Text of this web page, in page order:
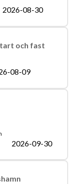
2026-08-30
och fast
08-09
2026-09-30